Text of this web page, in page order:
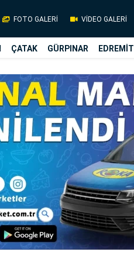
FOTO GALERİ VİDEO GALERİ
ÇATAK GÜRPINAR EDREMİT